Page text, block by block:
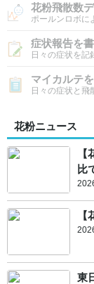
花粉飛散数
ポールンロボに
症状報告を書
日々の症状を記
マイカルテ
日々の症状と飛
花粉ニュース
比
東